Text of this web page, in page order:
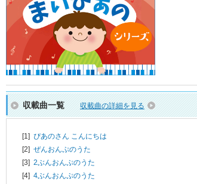
収載曲一覧 収載曲の詳細を見る
[1] ぴあのさん こんにちは
[2] ぜんおんぷのうた
[3] 2ぶんおんぷのうた
[4] 4ぶんおんぷのうた